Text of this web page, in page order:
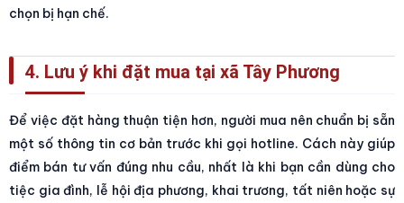
chọn bị hạn chế.
4. Lưu ý khi đặt mua tại xã Tây Phương
Để việc đặt hàng thuận tiện hơn, người mua nên chuẩn bị sẵn
một số thông tin cơ bản trước khi gọi hotline. Cách này giúp
điểm bán tư vấn đúng nhu cầu, nhất là khi bạn cần dùng cho
tiệc gia đình, lễ hội địa phương, khai trương, tất niên hoặc sự